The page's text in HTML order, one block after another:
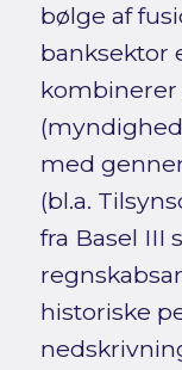
bølge af
banksektor
kombinerer
med
(bl.a.
fra Basel III
historiske